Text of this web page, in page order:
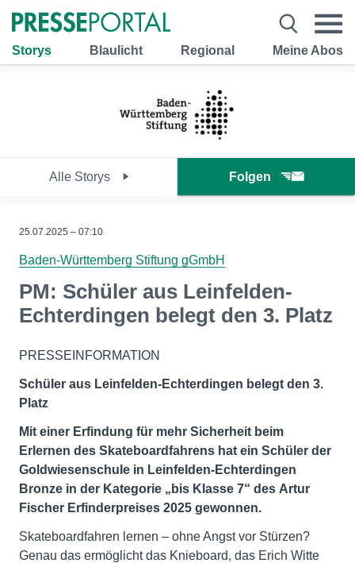
Storys Blaulicht Regional Meine Abos
Alle Storys Folgen
25.07.2025 – 07:10
Baden-Württemberg Stiftung gGmbH
PM: Schüler aus Leinfelden-
Echterdingen belegt den 3. Platz
PRESSEINFORMATION
Schüler aus Leinfelden-Echterdingen belegt den 3.
Platz
Mit einer Erfindung für mehr Sicherheit beim
Erlernen des Skateboardfahrens hat ein Schüler der
Goldwiesenschule in Leinfelden-Echterdingen
Bronze in der Kategorie „bis Klasse 7“ des Artur
Fischer Erfinderpreises 2025 gewonnen.
Skateboardfahren lernen – ohne Angst vor Stürzen?
Genau das ermöglicht das Knieboard, das Erich Witte